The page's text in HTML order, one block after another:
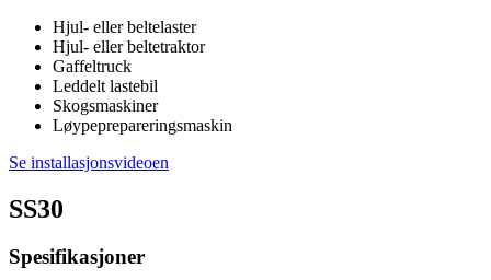
Hjul- eller beltelaster
Hjul- eller beltetraktor
Gaffeltruck
Leddelt lastebil
Skogsmaskiner
Løypeprepareringsmaskin
Se installasjonsvideoen
SS30
Spesifikasjoner